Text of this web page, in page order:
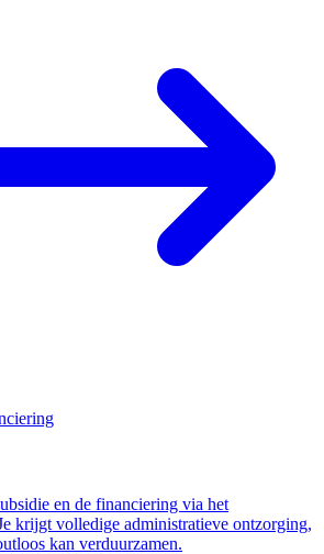
en de financiering via het
krijgt volledige administratieve ontzorging,
kan verduurzamen.